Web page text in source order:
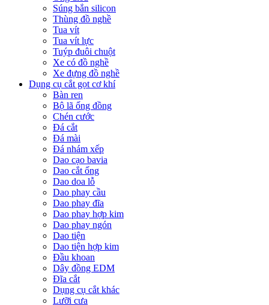
Súng bắn silicon
Thùng đồ nghề
Tua vít
Tua vít lực
Tuýp đuôi chuột
Xe có đồ nghề
Xe đựng đồ nghề
Dụng cụ cắt gọt cơ khí
Bàn ren
Bộ lã ống đồng
Chén cước
Đá cắt
Đá mài
Đá nhám xếp
Dao cạo bavia
Dao cắt ống
Dao doa lỗ
Dao phay cầu
Dao phay đĩa
Dao phay hợp kim
Dao phay ngón
Dao tiện
Dao tiện hợp kim
Đầu khoan
Dây đồng EDM
Đĩa cắt
Dụng cụ cắt khác
Lưỡi cưa